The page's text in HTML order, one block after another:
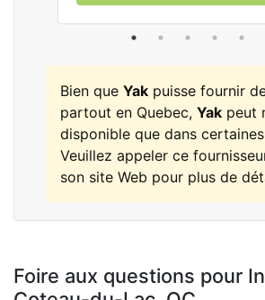
Bien que Yak puisse fournir
partout en Quebec, Yak peut
disponible que dans
Veuillez appeler ce
son site Web pour plus de
Foire aux questions pour